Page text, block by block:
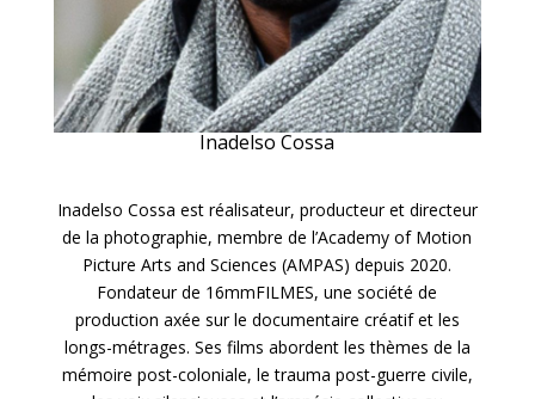
Inadelso Cossa
Inadelso Cossa est réalisateur, producteur et directeur
de la photographie, membre de l’Academy of Motion
Picture Arts and Sciences (AMPAS) depuis 2020.
Fondateur de 16mmFILMES, une société de
production axée sur le documentaire créatif et les
longs-métrages. Ses films abordent les thèmes de la
mémoire post-coloniale, le trauma post-guerre civile,